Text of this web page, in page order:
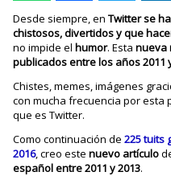
Desde siempre, en Twitter se
chistosos, divertidos y que
no impide elhumor. Estanueva
publicados entre los años 2011
Chistes, memes, imágenes
con mucha frecuencia por esta
que es Twitter.
Como continuación de225 tuits
2016, creo estenuevo artículo
español entre 2011 y 2013.